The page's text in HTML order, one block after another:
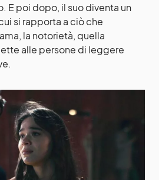
E poi dopo, il suo diventa un
si rapporta a ciò che
la notorietà, quella
alle persone di leggere